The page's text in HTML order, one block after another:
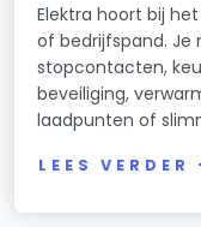
Elektra hoort bij
of bedrijfspand.
stopcontacten,
beveiliging,
laadpunten of
LEES VERDER